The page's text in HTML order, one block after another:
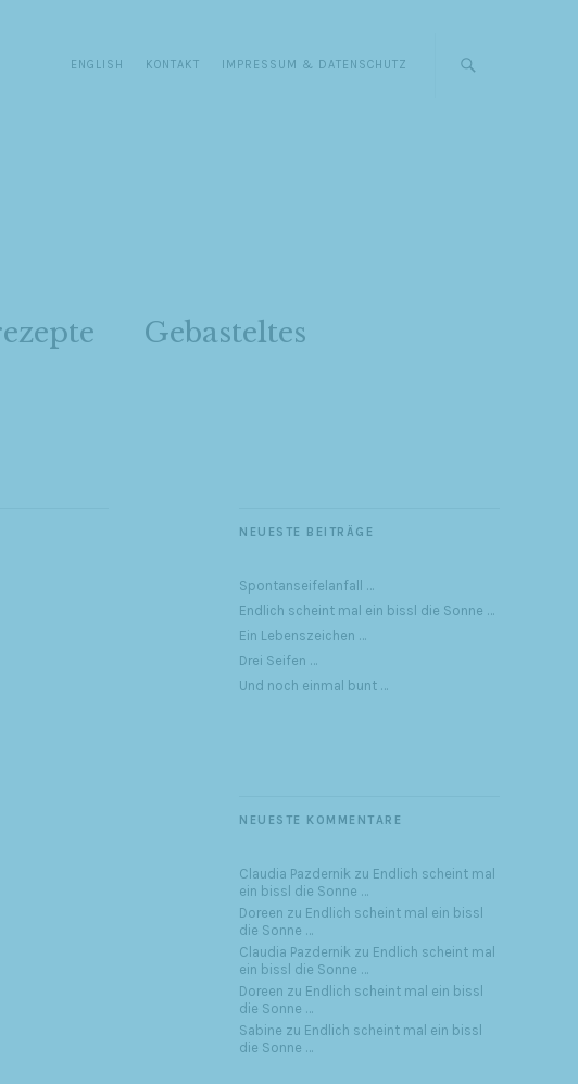
ENGLISH KONTAKT IMPRESSUM & DATENSCHUTZ
Gebasteltes
NEUESTE BEITRÄGE
Spontanseifelanfall …
Endlich scheint mal ein bissl die Sonne …
Ein Lebenszeichen …
Drei Seifen …
Und noch einmal bunt …
NEUESTE KOMMENTARE
Claudia Pazdernik zu Endlich scheint mal
ein bissl die Sonne …
Doreen zu Endlich scheint mal ein bissl
die Sonne …
Claudia Pazdernik zu Endlich scheint mal
ein bissl die Sonne …
Doreen zu Endlich scheint mal ein bissl
die Sonne …
Sabine zu Endlich scheint mal ein bissl
die Sonne …